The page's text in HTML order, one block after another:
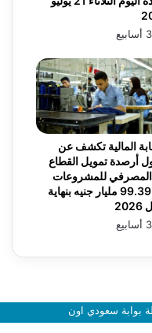
المالية تكشف عن
أرصدة تمويل القطاع
المصرفي للمشروعات
إلى 99.39 مليار جنيه بنهاية